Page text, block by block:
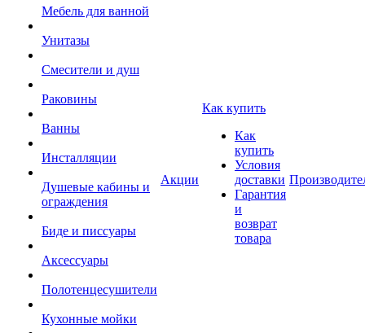
Мебель для ванной
Унитазы
Смесители и душ
Раковины
Ванны
Инсталляции
Душевые кабины и
ограждения
Биде и писсуары
Аксессуары
Полотенцесушители
Кухонные мойки
Акции
Как купить
Как
купить
Условия
доставки
Гарантия
и
возврат
товара